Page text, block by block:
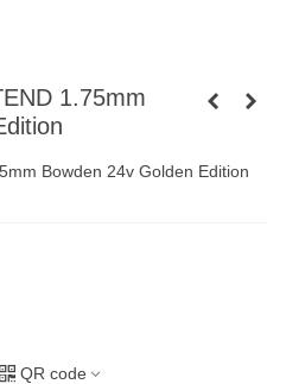
1.75mm
Bowden 24v Golden Edition
QR code